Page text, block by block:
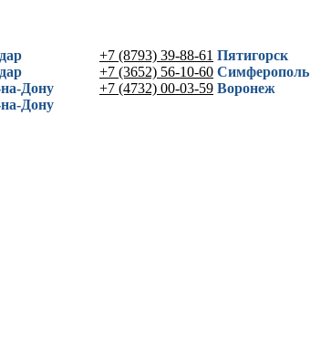
Дону
Дону
+7 (8793) 39-88-61 Пятигорск
+7 (3652) 56-10-60 Симферополь
+7 (4732) 00-03-59 Воронеж